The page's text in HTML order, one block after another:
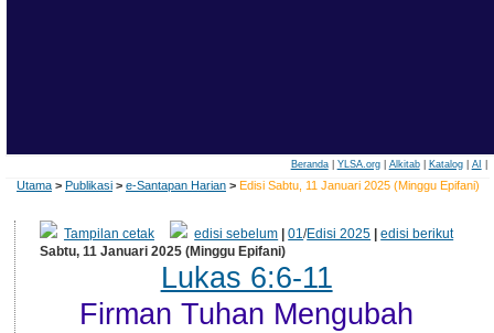
Beranda| YLSA.org| Alkitab| Katalog| AI
Utama > Publikasi > e-Santapan Harian > Edisi Sabtu, 11 Januari 2025 (Minggu Epifani)
Tampilan cetak edisi sebelum |01/Edisi 2025 |edisi berikut
Sabtu, 11 Januari 2025 (Minggu Epifani)
Lukas 6:6-11
Firman Tuhan Mengubah